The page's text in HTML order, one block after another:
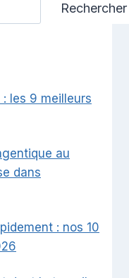
Rechercher
les 9 meilleurs
au
dans
: nos 10